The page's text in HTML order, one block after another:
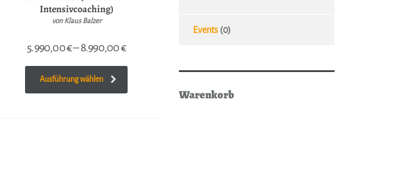
Intensivcoaching)
von Klaus Balzer
5.990,00€–8.990,00€
Ausführung wählen
Events (0)
Warenkorb